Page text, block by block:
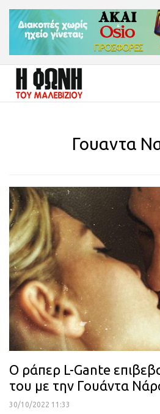
Γουαντα
Ο ράπερ L-Gante
του με την Γουάντα
30/10/2022 11:33